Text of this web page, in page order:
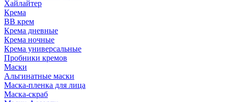
Хайлайтер
Крема
ВВ крем
Крема дневные
Крема ночные
Крема универсальные
Пробники кремов
Маски
Альгинатные маски
Маска-пленка для лица
Маска-скраб